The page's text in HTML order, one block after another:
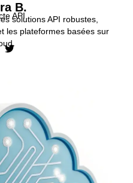
B.
API
solutions API robustes,
les plateformes basées sur